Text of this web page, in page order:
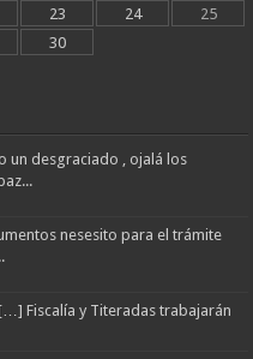
23 24
25
30
un desgraciado , ojalá los
nesesito para el trámite
Fiscalía y Titeradas trabajarán